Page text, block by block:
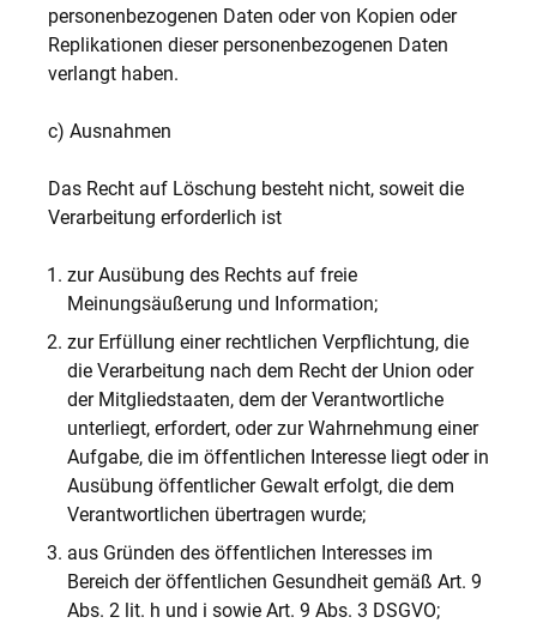
personenbezogenen Daten oder von Kopien oder
Replikationen dieser personenbezogenen Daten
verlangt haben.
c) Ausnahmen
Das Recht auf Löschung besteht nicht, soweit die
Verarbeitung erforderlich ist
zur Ausübung des Rechts auf freie
Meinungsäußerung und Information;
zur Erfüllung einer rechtlichen Verpflichtung, die
die Verarbeitung nach dem Recht der Union oder
der Mitgliedstaaten, dem der Verantwortliche
unterliegt, erfordert, oder zur Wahrnehmung einer
Aufgabe, die im öffentlichen Interesse liegt oder in
Ausübung öffentlicher Gewalt erfolgt, die dem
Verantwortlichen übertragen wurde;
aus Gründen des öffentlichen Interesses im
Bereich der öffentlichen Gesundheit gemäß Art. 9
Abs. 2 lit. h und i sowie Art. 9 Abs. 3 DSGVO;